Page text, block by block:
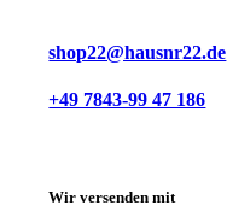
shop22@hausnr22.de
+49 7843-99 47 186
Wir versenden mit